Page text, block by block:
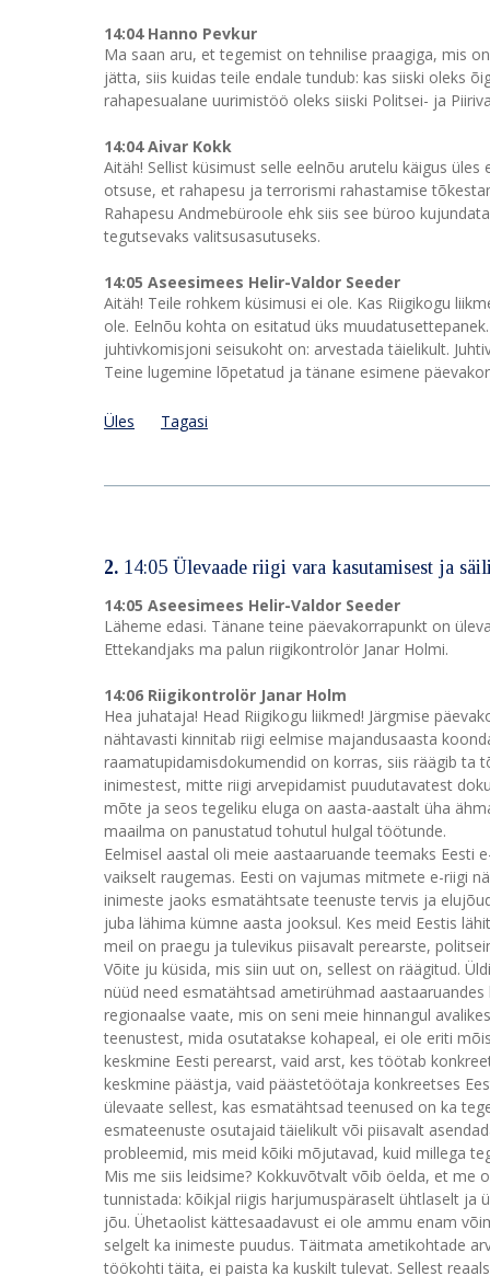
14:04 Hanno Pevkur
Ma saan aru, et tegemist on tehnilise praagiga, mis
jätta, siis kuidas teile endale tundub: kas siiski oleks
rahapesualane uurimistöö oleks siiski Politsei- ja
14:04 Aivar Kokk
Aitäh! Sellist küsimust selle eelnõu arutelu käigus
otsuse, et rahapesu ja terrorismi rahastamise
Rahapesu Andmebüroole ehk siis see büroo
tegutsevaks valitsusasutuseks.
14:05 Aseesimees Helir-Valdor Seeder
Aitäh! Teile rohkem küsimusi ei ole. Kas Riigikogu
ole. Eelnõu kohta on esitatud üks
juhtivkomisjoni seisukoht on: arvestada täielikult.
Teine lugemine lõpetatud ja tänane esimene
Üles Tagasi
2. 14:05 Ülevaade riigi vara kasutamisest ja
14:05 Aseesimees Helir-Valdor Seeder
Läheme edasi. Tänane teine päevakorrapunkt on
Ettekandjaks ma palun riigikontrolör Janar Holmi.
14:06 Riigikontrolör Janar Holm
Hea juhataja! Head Riigikogu liikmed! Järgmise
nähtavasti kinnitab riigi eelmise majandusaasta
raamatupidamisdokumendid on korras, siis räägib ta
inimestest, mitte riigi arvepidamist puudutavatest
mõte ja seos tegeliku eluga on aasta-aastalt üha
maailma on panustatud tohutul hulgal töötunde.
Eelmisel aastal oli meie aastaaruande teemaks
vaikselt raugemas. Eesti on vajumas mitmete e-riigi
inimeste jaoks esmatähtsate teenuste tervis ja
juba lähima kümne aasta jooksul. Kes meid Eestis
meil on praegu ja tulevikus piisavalt perearste,
Võite ju küsida, mis siin uut on, sellest on räägitud.
nüüd need esmatähtsad ametirühmad
regionaalse vaate, mis on seni meie hinnangul
teenustest, mida osutatakse kohapeal, ei ole eriti
keskmine Eesti perearst, vaid arst, kes töötab
keskmine päästja, vaid päästetöötaja konkreetses
ülevaate sellest, kas esmatähtsad teenused on ka
esmateenuste osutajaid täielikult või piisavalt
probleemid, mis meid kõiki mõjutavad, kuid millega
Mis me siis leidsime? Kokkuvõtvalt võib öelda, et me
tunnistada: kõikjal riigis harjumuspäraselt ühtlaselt ja
jõu. Ühetaolist kättesaadavust ei ole ammu enam
selgelt ka inimeste puudus. Täitmata ametikohtade
töökohti täita, ei paista ka kuskilt tulevat. Sellest